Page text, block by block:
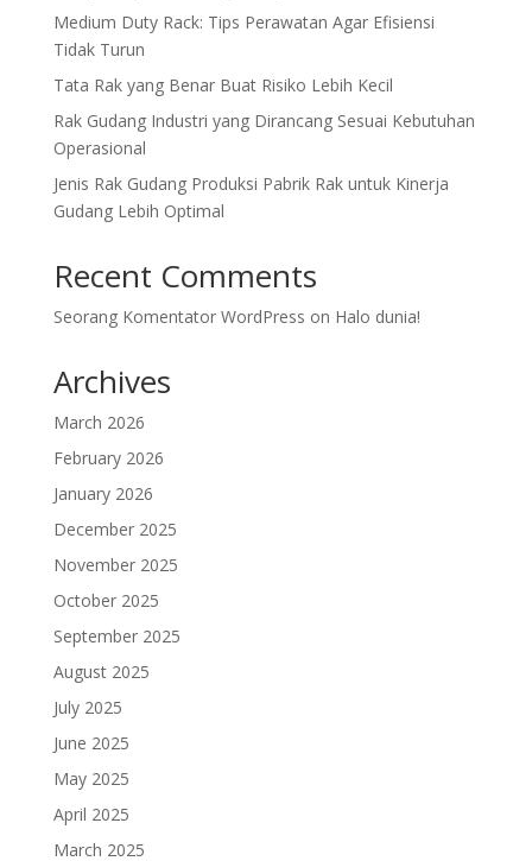
Medium Duty Rack: Tips Perawatan Agar Efisiensi
Tidak Turun
Tata Rak yang Benar Buat Risiko Lebih Kecil
Rak Gudang Industri yang Dirancang Sesuai Kebutuhan
Operasional
Jenis Rak Gudang Produksi Pabrik Rak untuk Kinerja
Gudang Lebih Optimal
Recent Comments
Seorang Komentator WordPress on Halo dunia!
Archives
March 2026
February 2026
January 2026
December 2025
November 2025
October 2025
September 2025
August 2025
July 2025
June 2025
May 2025
April 2025
March 2025